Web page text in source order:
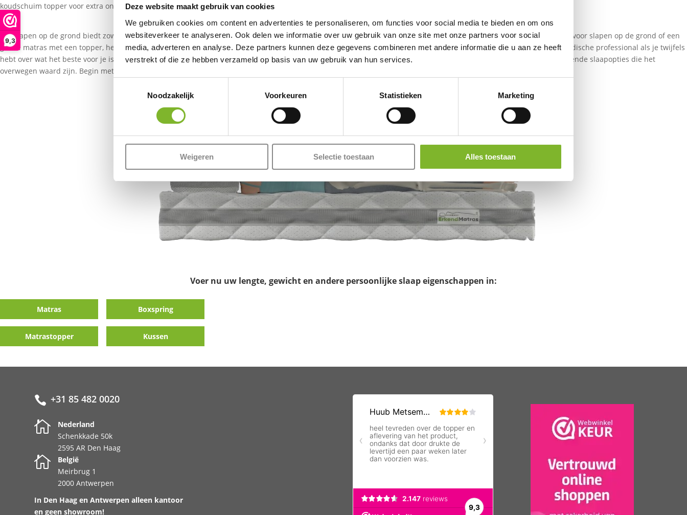
9,3
Deze website maakt gebruik van cookies
We gebruiken cookies om content en advertenties te personaliseren, om functies voor social media te bieden en om ons
websiteverkeer te analyseren. Ook delen we informatie over uw gebruik van onze site met onze partners voor social
media, adverteren en analyse. Deze partners kunnen deze gegevens combineren met andere informatie die u aan ze heeft
verstrekt of die ze hebben verzameld op basis van uw gebruik van hun services.
Noodzakelijk
Voorkeuren Statistieken Marketing
Weigeren Selectie toestaan Alles toestaan
koudschuim topper voor extra ondersteuning.
Het slapen op de grond biedt zowel voordelen als nadelen, en de ervaring kan variëren afhankelijk van individuele voorkeuren en lichamelijke condities. Of je nu kiest voor slapen op de grond of een
goede matras met een topper, het belangrijkste is dat je een slaapoplossing vindt die jouw slaapkwaliteit verbetert. Luister altijd naar je lichaam en raadpleeg een medische professional als je twijfels
hebt over wat het beste voor je is. Dus, of het nu gaat om het verbeteren van je slaaphouding, het verminderen van rugpijn of het omgaan met hernia, er zijn verschillende slaapopties die het
overwegen waard zijn. Begin met kleine aanpassingen en ontdek wat voor jou het beste werkt voor een optimale nachtrust.
Voer nu uw lengte, gewicht en andere persoonlijke slaap eigenschappen in:
Matras Boxspring
Matrastopper Kussen
 +31 85 482 0020

Nederland
Schenkkade 50k
2595 AR Den Haag

België
Meirbrug 1
2000 Antwerpen
In Den Haag en Antwerpen alleen kantoor
en geen showroom!